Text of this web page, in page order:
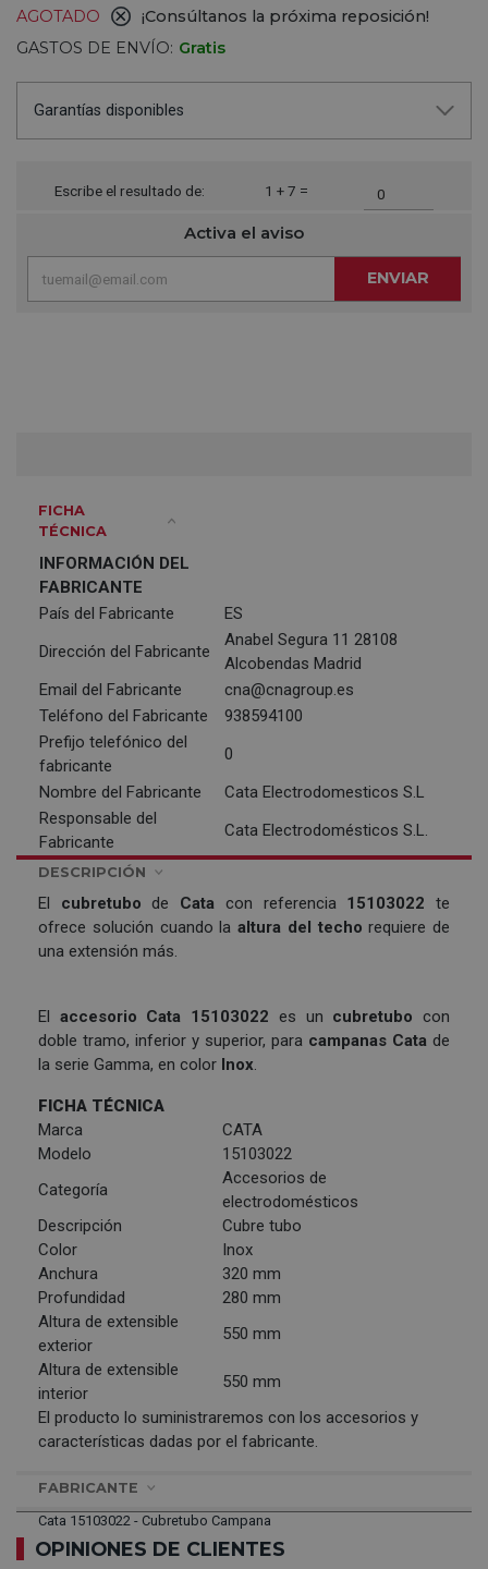
AGOTADO
¡Consúltanos la próxima reposición!
GASTOS DE ENVÍO: Gratis
Garantías disponibles
Escribe el resultado de: 1 + 7 =
Activa el aviso
ENVIAR
FICHA
TÉCNICA
INFORMACIÓN DEL
FABRICANTE
País del Fabricante
ES
Dirección del Fabricante
Anabel Segura 11 28108
Alcobendas Madrid
Email del Fabricante
cna@cnagroup.es
Teléfono del Fabricante
938594100
Prefijo telefónico del
fabricante
0
Nombre del Fabricante
Cata Electrodomesticos S.L
Responsable del
Fabricante
Cata Electrodomésticos S.L.
DESCRIPCIÓN
El cubretubode Cata con referencia 15103022te
ofrece solución cuando la altura del techo requiere de
una extensión más.
El accesorio Cata 15103022 es un cubretubocon
doble tramo, inferior y superior, para campanas Cata de
la serie Gamma, en color Inox.
FICHA TÉCNICA
Marca
CATA
Modelo
15103022
Categoría
Accesorios de
electrodomésticos
Descripción
Cubre tubo
Color
Inox
Anchura
320 mm
Profundidad
280 mm
Altura de extensible
exterior
550 mm
Altura de extensible
interior
550 mm
El producto lo suministraremos con los accesorios y
características dadas por el fabricante.
FABRICANTE
Cata 15103022 - Cubretubo Campana
OPINIONES DE CLIENTES